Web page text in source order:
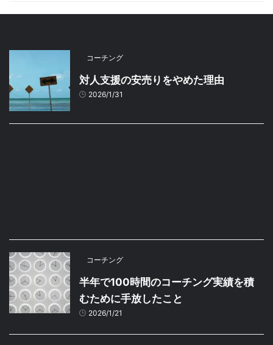
コーチング
対人支援の安売りをやめた理由
2026/1/31
コーチング
半年で100時間のコーチング実績を積
むために手放したこと
2026/1/21